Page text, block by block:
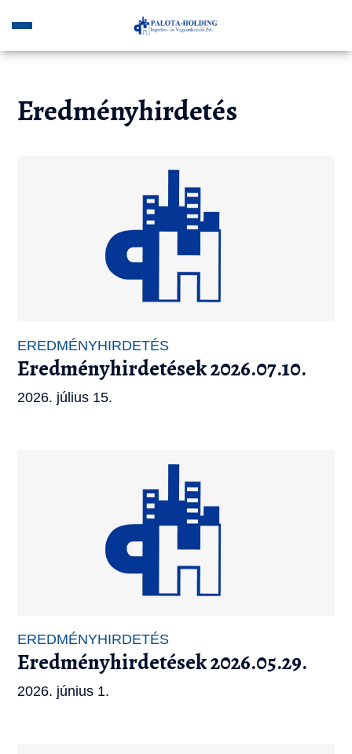
Eredményhirdetés
EREDMÉNYHIRDETÉS
Eredményhirdetések 2026.07.10.
2026. július 15.
EREDMÉNYHIRDETÉS
Eredményhirdetések 2026.05.29.
2026. június 1.